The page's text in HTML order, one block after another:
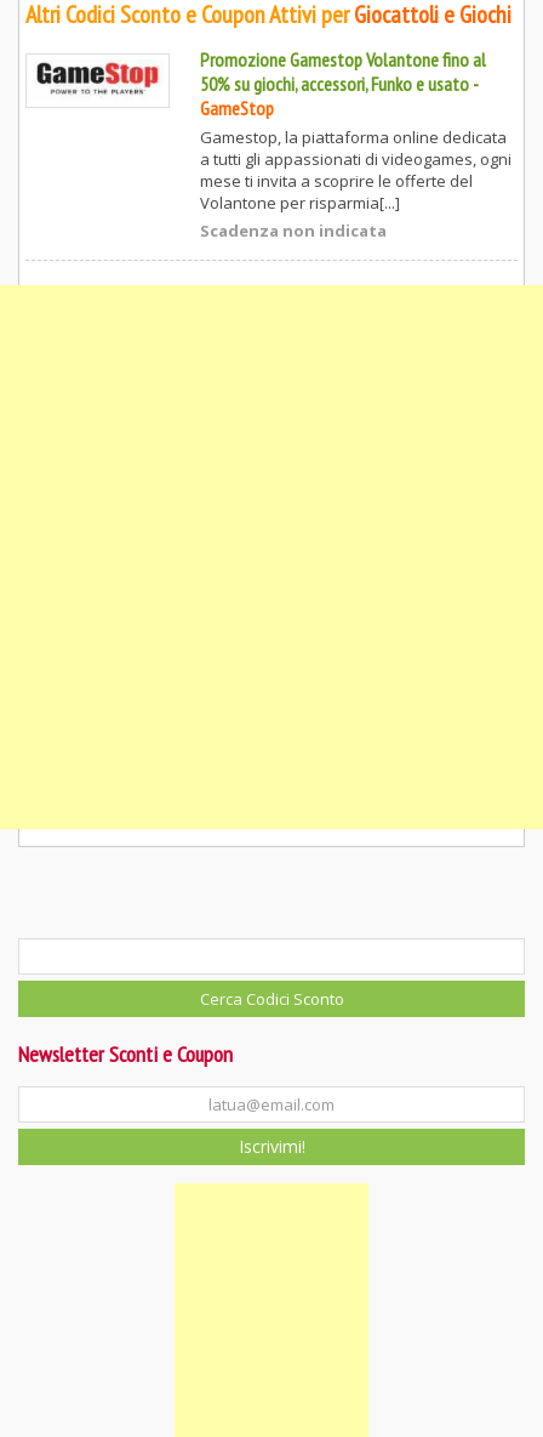
Altri Codici Sconto e Coupon Attivi perGiocattoli e Giochi
Promozione Gamestop Volantone fino al
50% su giochi, accessori, Funko e usato-
GameStop
Gamestop, la piattaforma online dedicata
a tutti gli appassionati di videogames, ogni
mese ti invita a scoprire le offerte del
Volantone per risparmia[...]
Scadenza non indicata
Newsletter Sconti e Coupon
Iscrivimi!